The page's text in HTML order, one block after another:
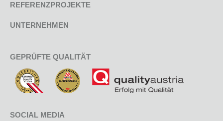
REFERENZPROJEKTE
UNTERNEHMEN
GEPRÜFTE QUALITÄT
SOCIAL MEDIA